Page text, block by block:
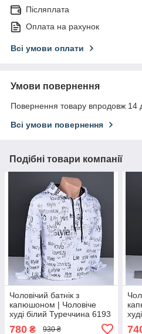
Післяплата
Оплата на рахунок
Всі умови оплати
Умови повернення
Повернення товару впродовж 14
Всі умови повернення
Подібні товари компанії
Чоловічий батнік з
капюшоном | Чоловіче
худі білий Туреччина 6193
780 ₴ 930 ₴